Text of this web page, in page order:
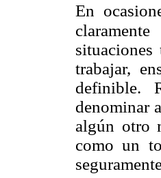
En
claramente
trabajar,
definible.
denominar
algún otro
como un